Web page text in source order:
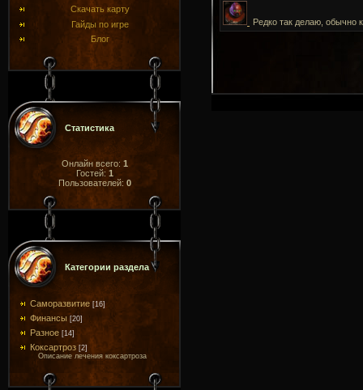
Скачать карту
Гайды по игре
Блог
Статистика
Онлайн всего: 1
Гостей: 1
Пользователей: 0
Категории раздела
Саморазвитие [16]
Финансы [20]
Разное [14]
Коксартроз [2]
Описание лечения коксартроза
Редко так делаю, обычно